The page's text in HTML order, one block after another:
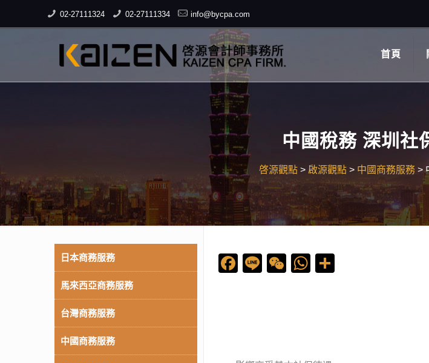
02-27111324 02-27111334 info@bycpa.com
首頁
中國稅務 深圳社
啓源觀點 > 啟源觀點 > 中國商務服務 >
Facebook
LineWeChatWhatsApp
日本商務服務
馬來西亞商務服務
台灣商務服務
中國商務服務